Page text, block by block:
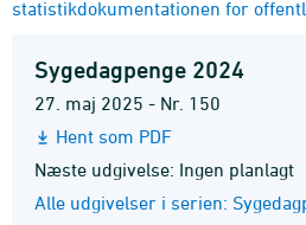
statistikdokumentationen for
Sygedagpenge 2024
27. maj 2025 - Nr. 150
Hent som PDF
Næste udgivelse: Ingen planlagt
Alle udgivelser i serien: